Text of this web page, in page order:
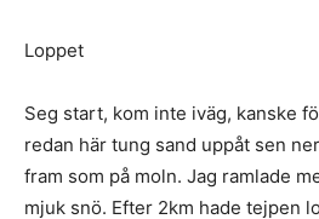
Loppet
Seg start, kom inte iväg, kanske
redan här tung sand uppåt sen
fram som på moln. Jag ramlade
mjuk snö. Efter 2km hade tejpen